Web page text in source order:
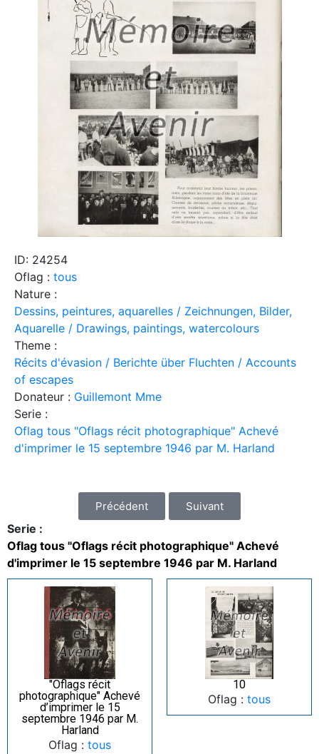
ID: 24254
Oflag : tous
Nature :
Dessins, peintures, aquarelles / Zeichnungen, Bilder,
Aquarelle / Drawings, paintings, watercolours
Theme :
Récits d'évasion / Berichte über Fluchten / Accounts
of escapes
Donateur : Guillemont Mme
Serie :
Oflag tous "Oflags récit photographique" Achevé
d'imprimer le 15 septembre 1946 par M. Harland
Précédent Suivant
Serie :
Oflag tous "Oflags récit photographique" Achevé
d'imprimer le 15 septembre 1946 par M. Harland
"Oflags récit
photographique" Achevé
d’imprimer le 15
septembre 1946 par M.
Harland
Oflag : tous
10
Oflag : tous